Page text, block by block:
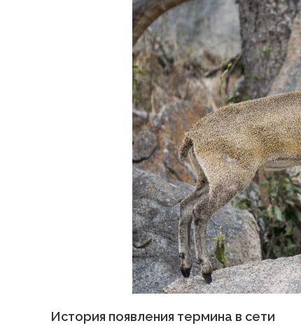
История появления термина в сети